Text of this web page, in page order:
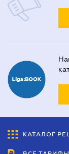
КАТАЛОГ